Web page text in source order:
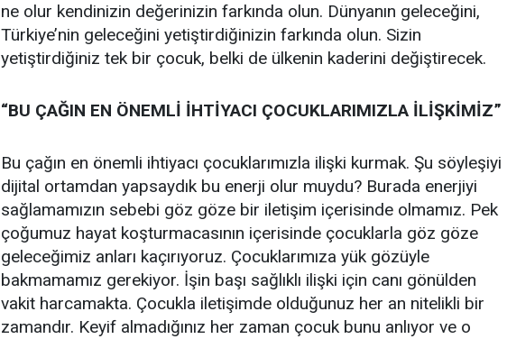
ne olur kendinizin değerinizin farkında olun. Dünyanın geleceğini,
Türkiye’nin geleceğini yetiştirdiğinizin farkında olun. Sizin
yetiştirdiğiniz tek bir çocuk, belki de ülkenin kaderini değiştirecek.
“BU ÇAĞIN EN ÖNEMLİ İHTİYACI ÇOCUKLARIMIZLA İLİŞKİMİZ”
Bu çağın en önemli ihtiyacı çocuklarımızla ilişki kurmak. Şu söyleşiyi
dijital ortamdan yapsaydık bu enerji olur muydu? Burada enerjiyi
sağlamamızın sebebi göz göze bir iletişim içerisinde olmamız. Pek
çoğumuz hayat koşturmacasının içerisinde çocuklarla göz göze
geleceğimiz anları kaçırıyoruz. Çocuklarımıza yük gözüyle
bakmamamız gerekiyor. İşin başı sağlıklı ilişki için canı gönülden
vakit harcamakta. Çocukla iletişimde olduğunuz her an nitelikli bir
zamandır. Keyif almadığınız her zaman çocuk bunu anlıyor ve o